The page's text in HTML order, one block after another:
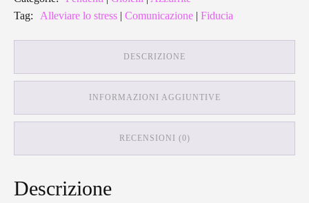
Tag:
Alleviare lo stress Comunicazione Fiducia
DESCRIZIONE
INFORMAZIONI AGGIUNTIVE
RECENSIONI (0)
Descrizione